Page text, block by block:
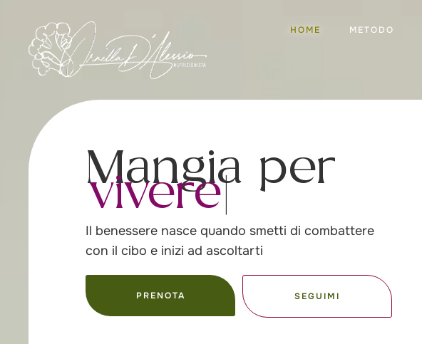
HOME METODO
Mangia per
vivere meglio
Il benessere nasce quando smetti di combattere
con il cibo e inizi ad ascoltarti
PRENOTA SEGUIMI